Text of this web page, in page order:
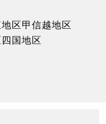
区甲信越地区
四国地区